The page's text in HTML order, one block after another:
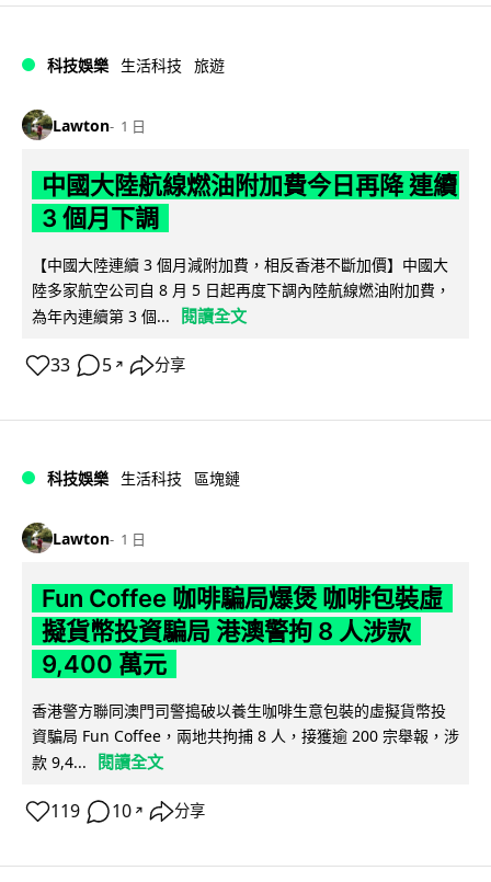
科技娛樂 生活科技 旅遊
Lawton 1 日
中國大陸航線燃油附加費今日再降 連續
3 個月下調
【中國大陸連續 3 個月減附加費，相反香港不斷加價】中國大
陸多家航空公司自 8 月 5 日起再度下調內陸航線燃油附加費，
為年內連續第 3 個...
閱讀全文
33 5 ↗ 分享
科技娛樂 生活科技 區塊鏈
Lawton 1 日
Fun Coffee 咖啡騙局爆煲 咖啡包裝虛
擬貨幣投資騙局 港澳警拘 8 人涉款
9,400 萬元
香港警方聯同澳門司警搗破以養生咖啡生意包裝的虛擬貨幣投
資騙局 Fun Coffee，兩地共拘捕 8 人，接獲逾 200 宗舉報，涉
款 9,4...
閱讀全文
119 10 ↗ 分享